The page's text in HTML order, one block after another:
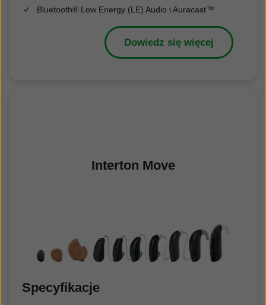
Bluetooth® Low Energy (LE) Audio i Auracast™
Dowiedz się więcej
Interton Move
Specyfikacje